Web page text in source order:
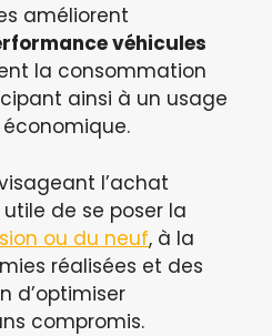
améliorent
véhicules
la consommation
ainsi à un usage
l’achat
de se poser la
ou du neuf, à la
réalisées et des
d’optimiser
compromis.